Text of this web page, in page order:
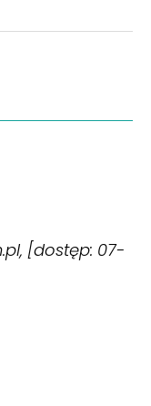
[dostęp: 07-